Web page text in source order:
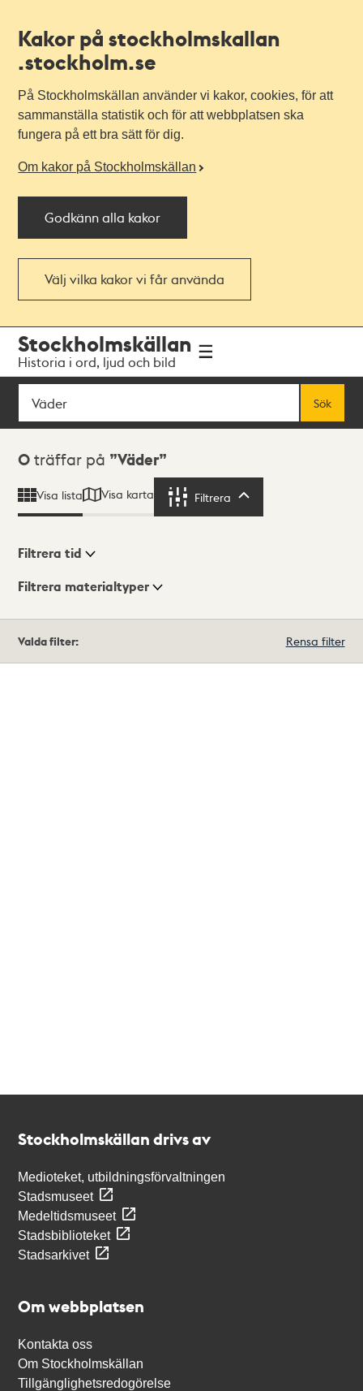
Kakor på stockholmskallan
.stockholm.se
På Stockholmskällan använder vi kakor, cookies, för att
sammanställa statistik och för att webbplatsen ska
fungera på ett bra sätt för dig.
Om kakor på Stockholmskällan
Godkänn alla kakor
Välj vilka kakor vi får använda
navigationen
huvudinnehållet
Stockholmskällan
Historia i ord, ljud och bild
Sök
Sök
Sökresultat
0 träffar på Väder
Visa lista Visa karta Filtrera
Visningsläge
Filtrera tid
Filtrera materialtyper
träffar
Valda filter: Rensa filter
Stockholmskällan drivs av
Medioteket, utbildningsförvaltningen
Stadsmuseet
Medeltidsmuseet
Stadsbiblioteket
Stadsarkivet
Om webbplatsen
Kontakta oss
Om Stockholmskällan
Tillgänglighetsredogörelse